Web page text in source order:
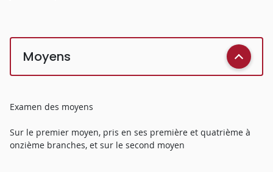
Moyens
Examen des moyens
Sur le premier moyen, pris en ses première et quatrième à
onzième branches, et sur le second moyen